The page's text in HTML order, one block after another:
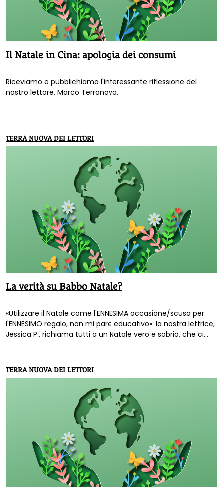
Il Natale in Cina: apologia dei consumi
Riceviamo e pubblichiamo l'interessante riflessione del
nostro lettore, Marco Terranova.
TERRA NUOVA DEI LETTORI
La verità su Babbo Natale?
«Utilizzare il Natale come l'ENNESIMA occasione/scusa per
l'ENNESIMO regalo, non mi pare educativo»: la nostra lettrice,
Jessica P., richiama tutti a un Natale vero e sobrio, che ci
TERRA NUOVA DEI LETTORI